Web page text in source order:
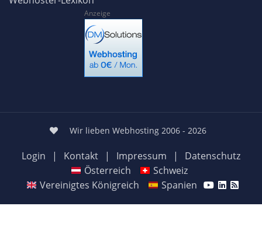
Anzeige
Wir lieben Webhosting 2006 - 2026
Login | Kontakt | Impressum |
Datenschutz
Österreich
Schweiz
Vereinigtes Königreich
Spanien